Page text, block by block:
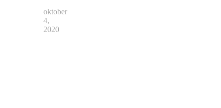
oktober
4,
2020